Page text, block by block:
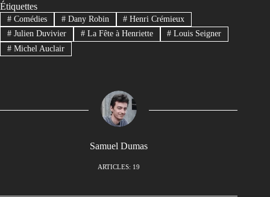
Étiquettes
#Comédies #Dany Robin # Henri Crémieux
#Julien Duvivier #La Fête à Henriette # Louis Seigner
#Michel Auclair
Samuel Dumas
ARTICLES: 19